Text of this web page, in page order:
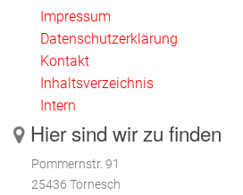
Impressum
Datenschutzerklärung
Kontakt
Inhaltsverzeichnis
Intern
Hier sind wir zu finden
Pommernstr. 91
25436 Tornesch